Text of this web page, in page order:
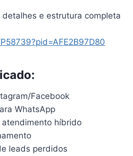
e estrutura completa
Facebook
WhatsApp
atendimento híbrido
leads perdidos